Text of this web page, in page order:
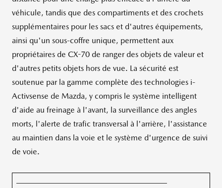
véhicule, tandis que des compartiments et des crochets
supplémentaires pour les sacs et d'autres équipements,
ainsi qu'un sous-coffre unique, permettent aux
propriétaires de CX-70 de ranger des objets de valeur et
d'autres petits objets hors de vue. La sécurité est
soutenue par la gamme complète des technologies i-
Activsense de Mazda, y compris le système intelligent
d'aide au freinage à l'avant, la surveillance des angles
morts, l'alerte de trafic transversal à l'arrière, l'assistance
au maintien dans la voie et le système d'urgence de suivi
de voie.